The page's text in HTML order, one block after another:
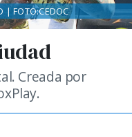
Creada por
| FOTO:CEDOC